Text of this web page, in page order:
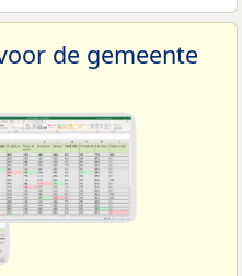
de gemeente